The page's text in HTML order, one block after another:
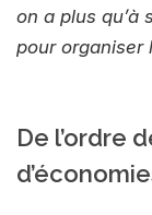
on a plus qu’à
pour organiser
De l’ordre